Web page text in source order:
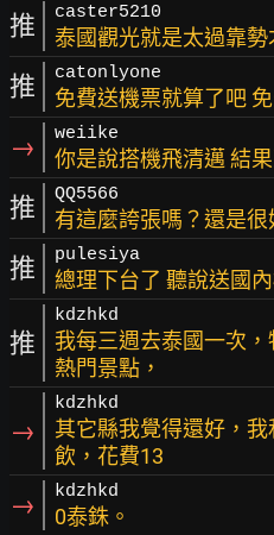
推 caster5210
泰國觀光就是太過靠
推 catonlyone
免費送機票就算了吧
→ weiike
你是說搭機飛清邁 結
推 QQ5566
有這麼誇張嗎？還是很
推 pulesiya
總理下台了 聽說送國
推
kdzhkd
我每三週去泰國一次
熱門景點，
→
kdzhkd
其它縣我覺得還好，
飲，花費13
→ kdzhkd
0泰銖。